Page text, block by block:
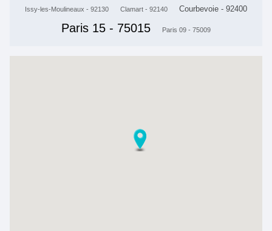
Issy-les-Moulineaux - 92130 Clamart - 92140 Courbevoie - 92400
Paris 15 - 75015 Paris 09 - 75009